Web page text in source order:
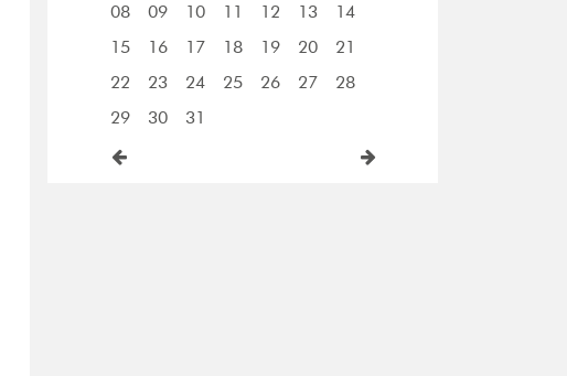
08
09 10 11 12 13
14
15
16 17 18 19 20
21
22
23 24 25 26 27
28
29
30 31